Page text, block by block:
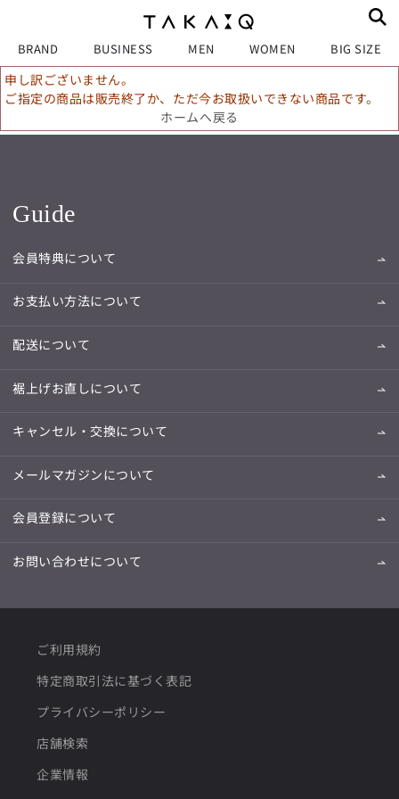
BRAND BUSINESS MEN WOMEN BIG SIZE
申し訳ございません。
ご指定の商品は販売終了か、ただ今お取扱いできない商品です。
ホームへ戻る
Guide
会員特典について
お支払い方法について
配送について
裾上げお直しについて
キャンセル・交換について
メールマガジンについて
会員登録について
お問い合わせについて
ご利用規約
特定商取引法に基づく表記
プライバシーポリシー
店舗検索
企業情報